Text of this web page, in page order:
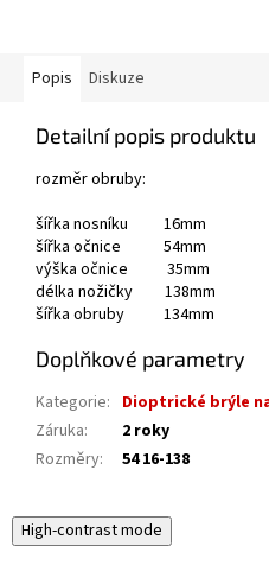
Popis Diskuze
Detailní popis produktu
rozměr obruby:
šířka nosníku 16mm
šířka očnice 54mm
výška očnice 35mm
délka nožičky 138mm
šířka obruby 134mm
Doplňkové parametry
Kategorie: Dioptrické brýle
Záruka:
2 roky
Rozměry: 54 16-138
High-contrast mode